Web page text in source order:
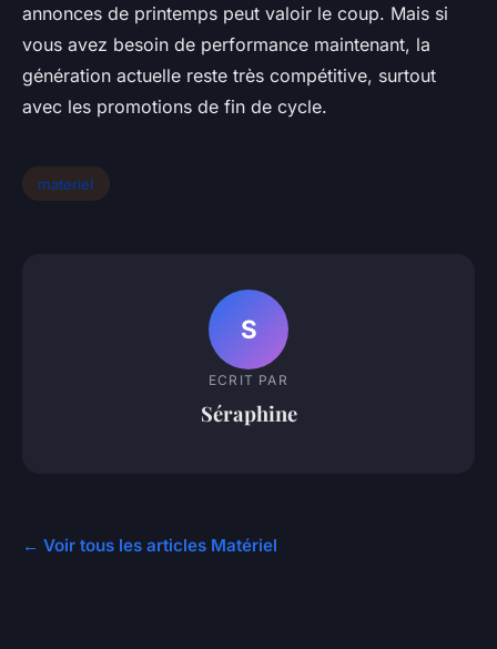
annonces de printemps peut valoir le coup. Mais si
vous avez besoin de performance maintenant, la
génération actuelle reste très compétitive, surtout
avec les promotions de fin de cycle.
materiel
S
ECRIT PAR
Séraphine
← Voir tous les articles Matériel